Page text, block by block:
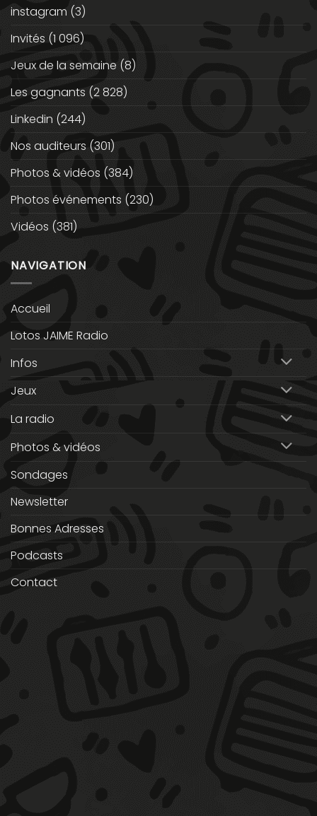
instagram (3)
Invités (1 096)
Jeux de la semaine (8)
Les gagnants (2 828)
Linkedin (244)
Nos auditeurs (301)
Photos & vidéos (384)
Photos événements (230)
Vidéos (381)
NAVIGATION
Accueil
Lotos JAIME Radio
Infos
Jeux
La radio
Photos & vidéos
Sondages
Newsletter
Bonnes Adresses
Podcasts
Contact